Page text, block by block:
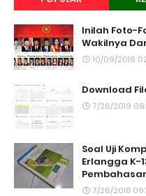
Inilah Foto-
Wakilnya
10/09/2016
Download
7/26/2019
Soal Uji
Erlangga K-
7/26/2018